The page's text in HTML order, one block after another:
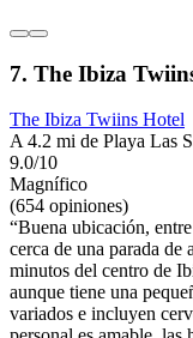
7. The Ibiza
The Ibiza Twiins Hotel
A 4.2 mi de Playa Las
9.0/10
Magnífico
(654 opiniones)
“Buena ubicación,
cerca de una parada de
minutos del centro de
aunque tiene una
variados e incluyen